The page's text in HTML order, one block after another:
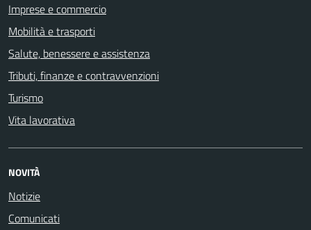
Imprese e commercio
Mobilità e trasporti
Salute, benessere e assistenza
Tributi, finanze e contravvenzioni
Turismo
Vita lavorativa
NOVITÀ
Notizie
Comunicati